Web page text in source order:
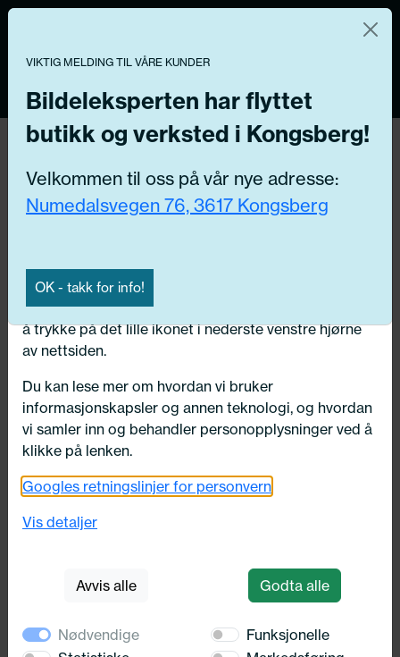
Tilbake
Utsolgt
245/35X20 Michelin X-ICE NORTH
Width [cm]:
245,00
Vi og våre forretningspartnere bruker teknologier,
inkludert informasjonskapsler/«cookies» til å samle
informasjon om deg for forskjellige formål, inkludert:
Funksjonelle, Statistiske, Markedsføring
Ved å trykke «Godta» gir du din tillatelse til alle disse
formålene. Du kan også velge formålet du vil
innstillingene».
Du kan trekke tilbake samtykket ditt til enhver tid ved
å trykke på det lille ikonet i nederste venstre hjørne
av nettsiden.
Du kan lese mer om hvordan vi bruker
informasjonskapsler og annen teknologi, og hvordan
vi samler inn og behandler personopplysninger ved å
klikke på lenken.
Googles retningslinjer for personvern
Vis detaljer
Avvis alle Godta alle
Nødvendige
Funksjonelle
VIKTIG MELDING TIL VÅRE KUNDER
Bildeleksperten har flyttet
butikk og verksted i Kongsberg!
Velkommen til oss på vår nye adresse:
Numedalsvegen 76, 3617 Kongsberg
OK - takk for info!